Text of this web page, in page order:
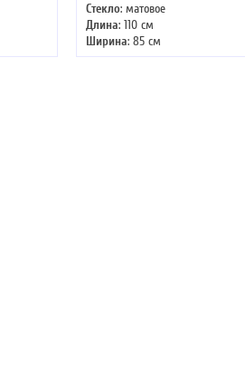
Стекло: матовое
Длина: 110 см
Ширина: 85 см
Высота: 220 см